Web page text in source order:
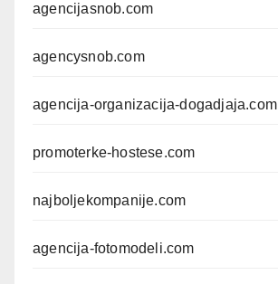
agencijasnob.com
agencysnob.com
agencija-organizacija-dogadjaja.com
promoterke-hostese.com
najboljekompanije.com
agencija-fotomodeli.com